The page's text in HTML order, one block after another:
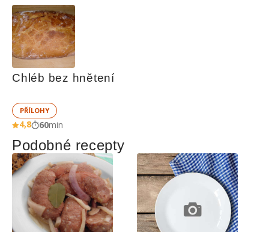
Chléb bez hnětení
PŘÍLOHY
4,8 60min
Podobné recepty